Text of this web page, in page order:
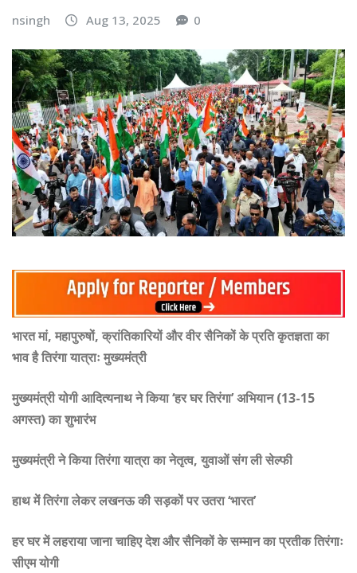
nsingh Aug 13, 2025 0
भारत मां, महापुरुषों, क्रांतिकारियों और वीर सैनिकों के प्रति कृतज्ञता का
भाव है तिरंगा यात्राः मुख्यमंत्री
मुख्यमंत्री योगी आदित्यनाथ ने किया ‘हर घर तिरंगा’ अभियान (13-15
अगस्त) का शुभारंभ
मुख्यमंत्री ने किया तिरंगा यात्रा का नेतृत्व, युवाओं संग ली सेल्फी
हाथ में तिरंगा लेकर लखनऊ की सड़कों पर उतरा ‘भारत’
हर घर में लहराया जाना चाहिए देश और सैनिकों के सम्मान का प्रतीक तिरंगाः
सीएम योगी